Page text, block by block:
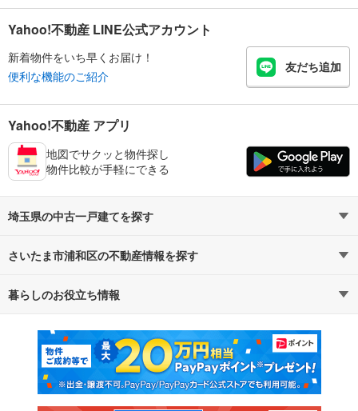
Yahoo!不動産 LINE公式アカウント
新着物件をいち早くお届け！
便利な機能のご紹介
友だち追加
Yahoo!不動産 アプリ
地図でサクッと物件探し
物件比較が手軽にできる
埼玉県の中古一戸建てを探す
路線・駅から探す 地域から探す
通勤・通学時間から探す
さいたま市浦和区の不動産情報を探す
不動産・住宅
新築マンション 中古マンション
新築一戸建て 中古一戸建て
暮らしのお役立ち情報
マンションカタログ 教えて！住まいの先生